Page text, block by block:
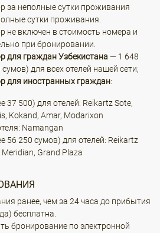
за неполные сутки проживания
сутки проживания.
не включен в стоимость номера и
при бронировании.
для граждан Узбекистана — 1 648
для всех отелей нашей сети;
для иностранных граждан:
37 500) для отелей: Reikartz Sote,
Kokand, Amar, Modarixon
Namangan
56 250 сумов) для отелей: Reikartz
Grand Plaza
ранее, чем за 24 часа до прибытия
бесплатна.
бронирование по электронной